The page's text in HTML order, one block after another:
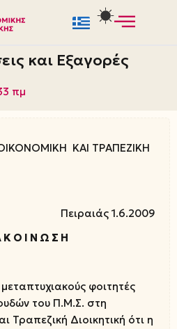
και Εξαγορές
πμ
ΚΑΙ ΤΡΑΠΕΖΙΚΗ
Πειραιάς 1.6.2009
Κ Ο Ι Ν Ω Σ Η
φοιτητές
του Π.Μ.Σ. στη
Τραπεζική Διοικητική ότι η